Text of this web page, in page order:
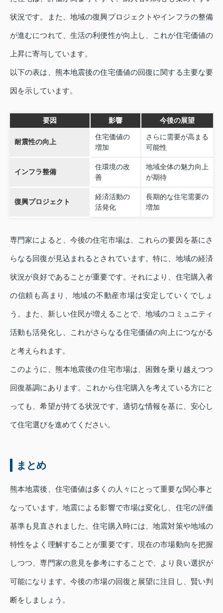
状況です。また、地域の復興プロジェクトやインフラの整備
が進むにつれて、生活の利便性が向上し、これが住宅価値の
上昇に寄与しています。
以下の表は、熊本地震後の住宅価値の回復に関する主要な要
因を示しています。
要因 影響 今後の展望
耐震性の向上
住宅価値の
増加
さらに需要が高まる
可能性
インフラ整備
住環境の改
善
地域全体の魅力向上
が期待
復興プロジェクト
経済活動の
活発化
長期的な住宅需要の
増加
専門家によると、今後の住宅市場は、これらの要因を基にさ
らなる回復が見込まれるとされています。特に、地域の経済
状況が良好であることが重要です。それにより、住宅購入者
の信頼も高まり、地域の不動産市場は安定していくでしょ
う。また、新しい住民が増えることで、地域のコミュニティ
活動も活発化し、これがさらなる住宅価値の向上につながる
と考えられます。
このように、熊本地震後の住宅市場は、困難を乗り越えつつ
回復基調にあります。これから住宅購入を考えている方にと
っても、希望が持てる状況です。適切な情報を基に、安心し
て住宅選びを進めてください。
まとめ
熊本地震後、住宅価値は多くの人々にとって重要な関心事と
なっています。地震による影響で市場は変化し、住宅の評価
基準も見直されました。住宅購入時には、地震対策や地域の
特性をよく理解することが重要です。現在の市場動向を把握
しつつ、専門家の意見を参考にすることで、より良い選択が
可能になります。今後の市場の回復と展望に注目し、賢い判
断をしましょう。